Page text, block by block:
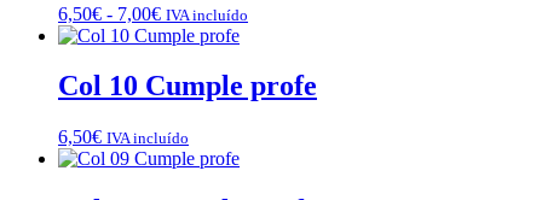
6,50€ - 7,00€Rango
de
desde
6,50€
7,00€
IVA incluído
Col 10 Cumple profe
6,50€ IVA incluído